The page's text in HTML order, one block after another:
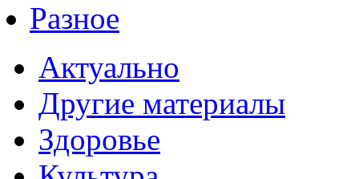
Разное
Актуально
Другие материалы
Здоровье